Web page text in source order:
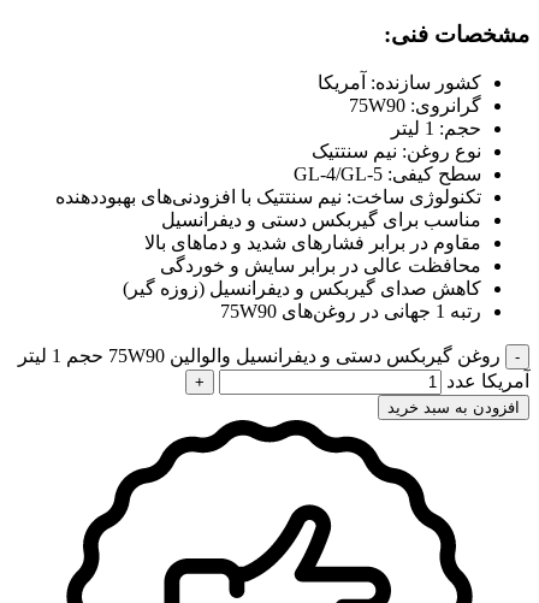
مشخصات فنی:
کشور سازنده: آمریکا
گرانروی: 75W90
حجم: 1 لیتر
نوع روغن: نیم سنتتیک
سطح کیفی: GL-4/GL-5
تکنولوژی ساخت: نیم سنتتیک با افزودنی‌های بهبوددهنده
مناسب برای گیربکس دستی و دیفرانسیل
مقاوم در برابر فشارهای شدید و دماهای بالا
محافظت عالی در برابر سایش و خوردگی
کاهش صدای گیربکس و دیفرانسیل (زوزه گیر)
رتبه 1 جهانی در روغن‌های 75W90
روغن گیربکس دستی و دیفرانسیل والوالین 75W90 حجم 1 لیتر
آمریکا عدد
افزودن به سبد خرید